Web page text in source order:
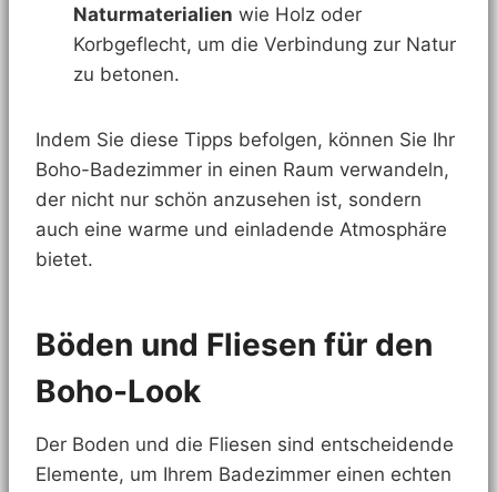
Naturmaterialien wie Holz oder
Korbgeflecht, um die Verbindung zur Natur
zu betonen.
Indem Sie diese Tipps befolgen, können Sie Ihr
Boho-Badezimmer in einen Raum verwandeln,
der nicht nur schön anzusehen ist, sondern
auch eine warme und einladende Atmosphäre
bietet.
Böden und Fliesen für den
Boho-Look
Der Boden und die Fliesen sind entscheidende
Elemente, um Ihrem Badezimmer einen echten